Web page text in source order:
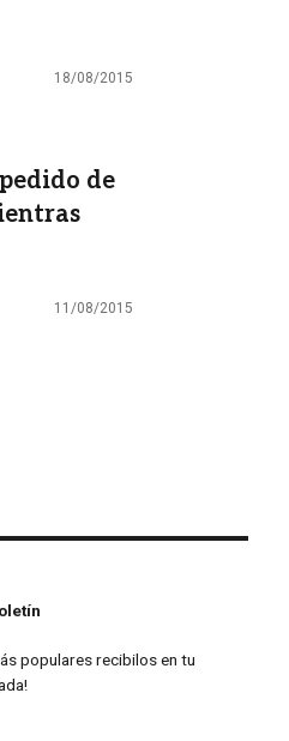
18/08/2015
de
11/08/2015
populares recibilos en tu